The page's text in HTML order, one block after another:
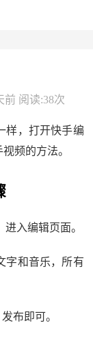
前 阅读:38次
样，打开快手编
频的方法。
入编辑页面。
字和音乐，所有
布即可。